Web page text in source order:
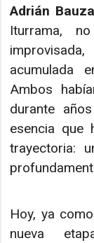
Adrián Bauza
Iturrama,
acumulada
Ambos
durante
esencia que
trayectoria:
Hoy, ya
nueva